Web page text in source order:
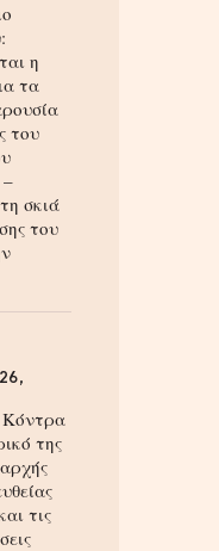
η
τα
του
σκιά
του
της
τις